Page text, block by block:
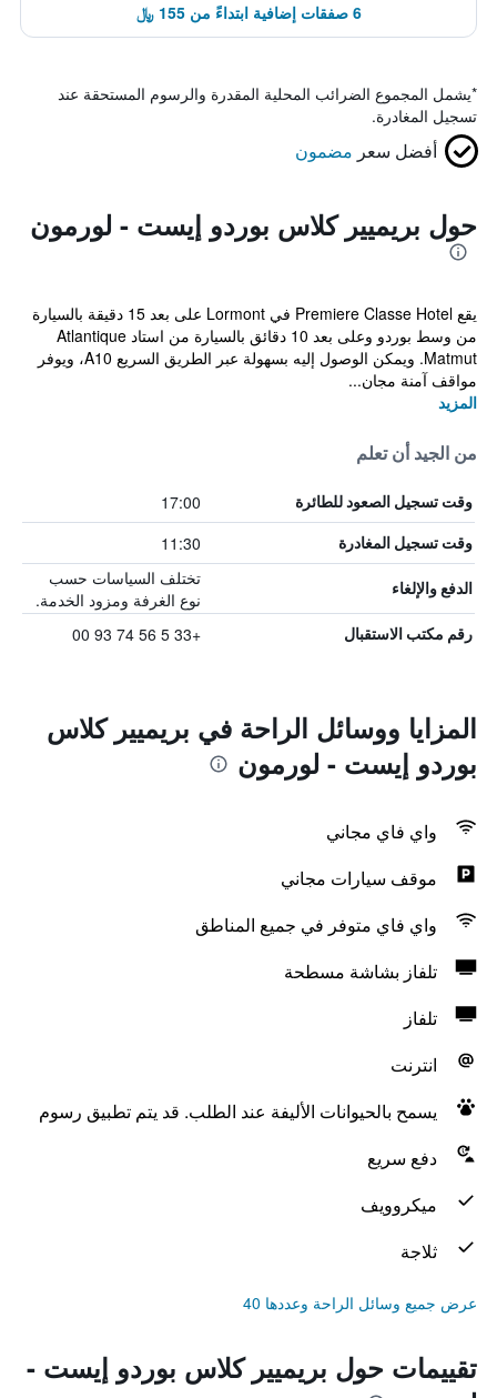
6 صفقات إضافية ابتداءً من 155 ﷼
*يشمل المجموع الضرائب المحلية المقدرة والرسوم المستحقة عند
تسجيل المغادرة.
أفضل سعر مضمون
حول بريميير كلاس بوردو إيست - لورمون
يقع Premiere Classe Hotel في Lormont على بعد 15 دقيقة بالسيارة
من وسط بوردو وعلى بعد 10 دقائق بالسيارة من استاد Atlantique
Matmut. ويمكن الوصول إليه بسهولة عبر الطريق السريع A10، ويوفر
مواقف آمنة مجان...
المزيد
من الجيد أن تعلم
وقت تسجيل الصعود للطائرة 17:00
وقت تسجيل المغادرة 11:30
الدفع والإلغاء
تختلف السياسات حسب
نوع الغرفة ومزود الخدمة.
رقم مكتب الاستقبال +33 5 56 74 93 00
المزايا ووسائل الراحة في بريميير كلاس
بوردو إيست - لورمون
واي فاي مجاني
موقف سيارات مجاني
واي فاي متوفر في جميع المناطق
تلفاز بشاشة مسطحة
تلفاز
انترنت
يسمح بالحيوانات الأليفة عند الطلب. قد يتم تطبيق رسوم
دفع سريع
ميكروويف
ثلاجة
عرض جميع وسائل الراحة وعددها 40
تقييمات حول بريميير كلاس بوردو إيست -